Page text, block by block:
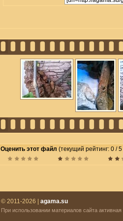
Оценить этот файл (текущий рейтинг: 0 /
© 2011-2026 | agama.su
При использовании материалов сайта